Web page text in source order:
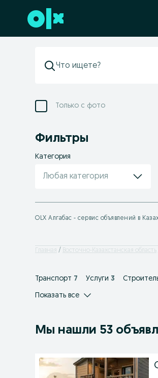
Перейти к нижнему колонтитулу
Только с фото
Фильтры
Категория
Любая категория
OLX Алгабас - сервис объявлений в
Главная Восточно-Казахстанская область
Транспорт 7 Услуги 3
Показать все
Мы нашли 53